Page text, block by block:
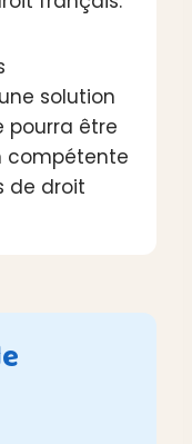
solution
pourra être
compétente
de droit